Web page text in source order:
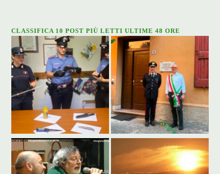
CLASSIFICA 10 POST PIÙ LETTI ULTIME 48 ORE